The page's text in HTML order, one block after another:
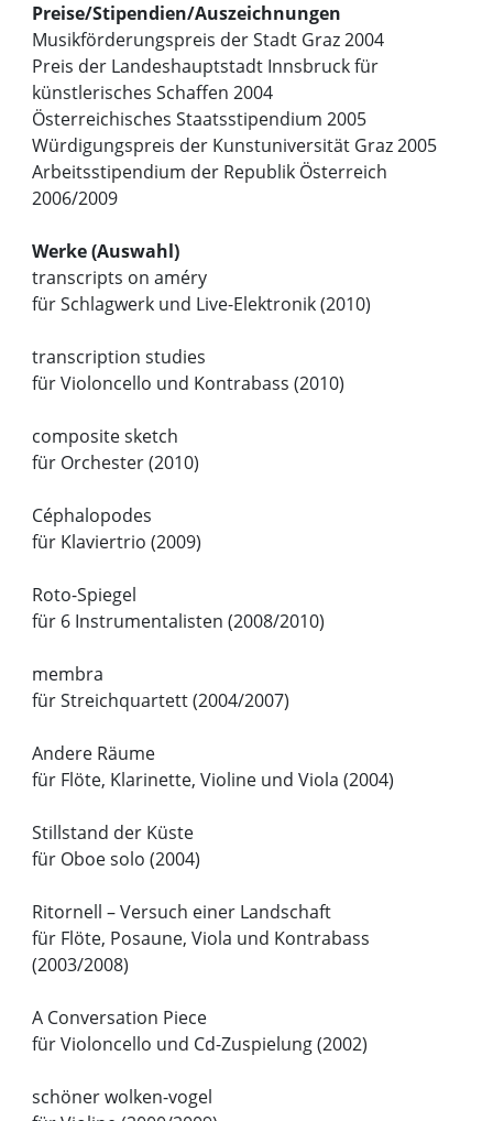
Preise/Stipendien/Auszeichnungen
Musikförderungspreis der Stadt Graz 2004
Preis der Landeshauptstadt Innsbruck für
künstlerisches Schaffen 2004
Österreichisches Staatsstipendium 2005
Würdigungspreis der Kunstuniversität Graz 2005
Arbeitsstipendium der Republik Österreich
2006/2009
Werke (Auswahl)
transcripts on améry
für Schlagwerk und Live-Elektronik (2010)
transcription studies
für Violoncello und Kontrabass (2010)
composite sketch
für Orchester (2010)
Céphalopodes
für Klaviertrio (2009)
Roto-Spiegel
für 6 Instrumentalisten (2008/2010)
membra
für Streichquartett (2004/2007)
Andere Räume
für Flöte, Klarinette, Violine und Viola (2004)
Stillstand der Küste
für Oboe solo (2004)
Ritornell – Versuch einer Landschaft
für Flöte, Posaune, Viola und Kontrabass
(2003/2008)
A Conversation Piece
für Violoncello und Cd-Zuspielung (2002)
schöner wolken-vogel